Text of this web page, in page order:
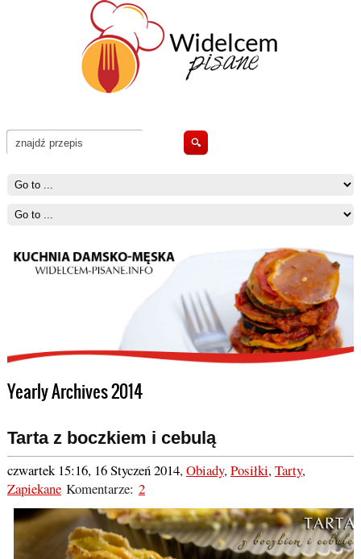
Yearly Archives 2014
Tarta z boczkiem i cebulą
czwartek 15:16, 16 Styczeń 2014,Obiady,Posiłki,Tarty,
ZapiekaneKomentarze: 2